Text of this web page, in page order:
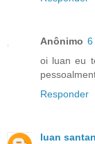
Anônimo 6
oi luan eu
Responder
luan